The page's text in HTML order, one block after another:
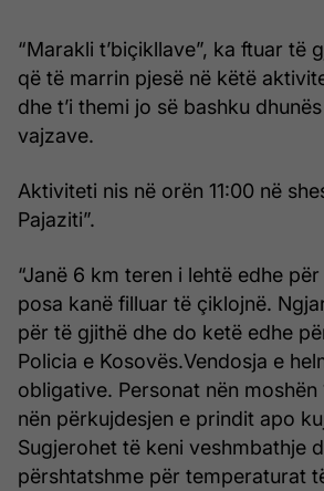
“Marakli t’biçikllave”, ka ftuar të
që të marrin pjesë në këtë
dhe t’i themi jo së bashku
vajzave.
Aktiviteti nis në orën 11:00 në
Pajaziti”.
“Janë 6 km teren i lehtë edhe
posa kanë filluar të çiklojnë.
për të gjithë dhe do ketë edhe
Policia e Kosovës.Vendosja e
obligative. Personat nën moshën
nën përkujdesjen e prindit apo
Sugjerohet të keni veshmbathje
përshtatshme për temperaturat